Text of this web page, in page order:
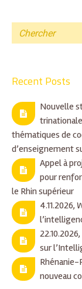
Recent Posts
Nouvelle
thématiques de
d’enseignement
Appel à
pour
le Rhin supérieur
4.11.2026,
sur
Rhénanie-
nouveau